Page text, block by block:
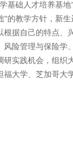
基础人才培养基地
”的教学方针，新
根据自己的特点、
风险管理与保险学
研实践机会，组织
福大学、芝加哥大